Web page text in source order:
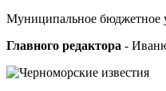
Муниципальное бюджетное
Главного редактора -